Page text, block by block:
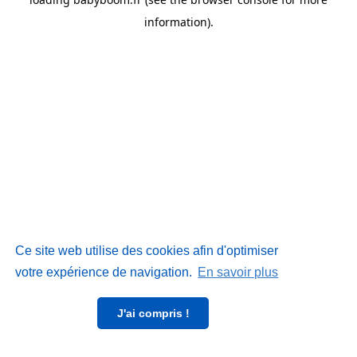
Ce site web utilise des cookies afin d'optimiser
votre expérience de navigation. En savoir plus
J'ai compris !
information).